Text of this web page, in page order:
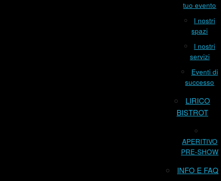
tuo evento
I nostri
spazi
I nostri
servizi
Eventi di
successo
LIRICO
BISTROT
APERITIVO
PRE-SHOW
INFO E FAQ